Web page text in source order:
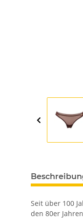
Seit über 100
den 80er